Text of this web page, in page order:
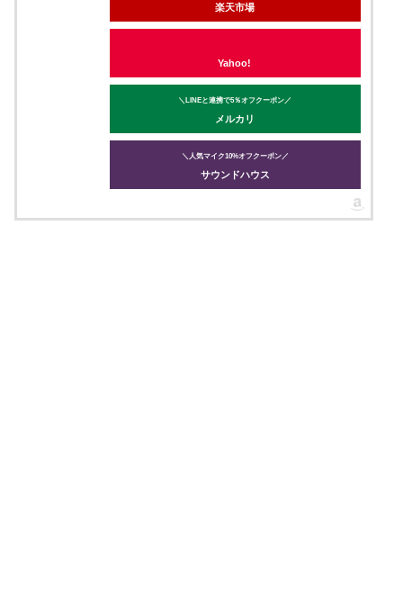
楽天市場
Yahoo!
＼LINEと連携で5％オフクーポン／
メルカリ
＼人気マイク10%オフクーポン／
サウンドハウス